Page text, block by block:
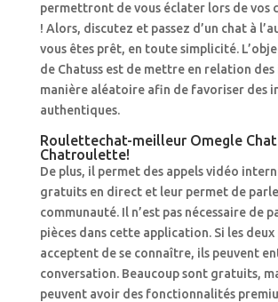
permettront de vous éclater lors de vos
! Alors, discutez et passez d’un chat à
vous êtes prêt, en toute simplicité.
de Chatuss est de mettre en relation
manière aléatoire afin de favoriser des
authentiques.
Roulettechat-meilleur Omegle
Chatroulette!
De plus, il permet des appels vidéo
gratuits en direct et leur permet de
communauté. Il n’est pas nécessaire de
pièces dans cette application. Si les
acceptent de se connaître, ils peuvent
conversation. Beaucoup sont gratuits,
peuvent avoir des fonctionnalités